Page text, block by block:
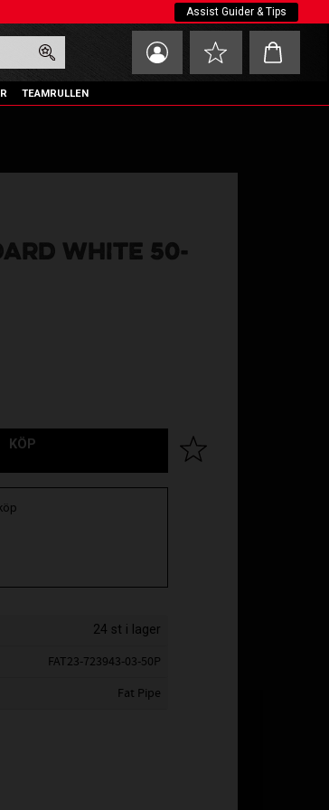
Assist Guider & Tips
Favoriter
Kundvagn
TEAMRULLEN
WHITE 50-
KÖP Lägg till i favoriter
24 st i lager
FAT23-723943-03-50P
Fat Pipe